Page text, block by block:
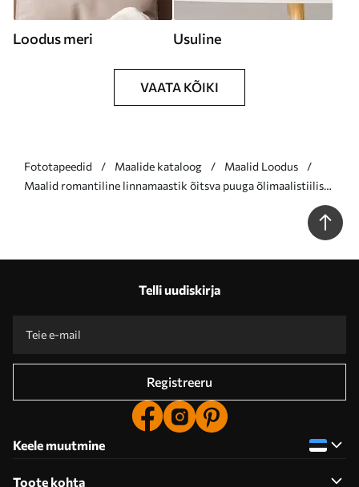
Loodus meri Usuline
VAATA KÕIKI
Fototapeedid Maalide kataloog
Maalid Loodus
Maalid romantiline linnamaastik õitsva puuga õlimaalistiilis
Telli uudiskirja
Registreeru
Keele muutmine
Toote kohta